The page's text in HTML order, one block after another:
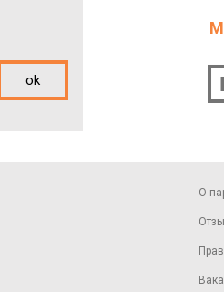
ok
О